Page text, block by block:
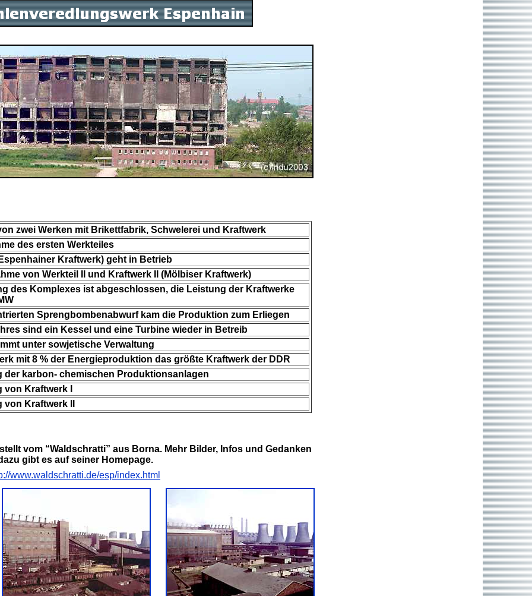
zwei Werken mit Brikettfabrik, Schwelerei und Kraftwerk
des ersten Werkteiles
Kraftwerk) geht in Betrieb
von Werkteil II und Kraftwerk II (Mölbiser Kraftwerk)
des Komplexes ist abgeschlossen, die Leistung der Kraftwerke
Sprengbombenabwurf kam die Produktion zum Erliegen
sind ein Kessel und eine Turbine wieder in Betreib
unter sowjetische Verwaltung
mit 8 % der Energieproduktion das größte Kraftwerk der DDR
der karbon- chemischen Produktionsanlagen
Kraftwerk I
Kraftwerk II
vom “Waldschratti” aus Borna. Mehr Bilder, Infos und Gedanken
gibt es auf seiner Homepage.
www.waldschratti.de/esp/index.html